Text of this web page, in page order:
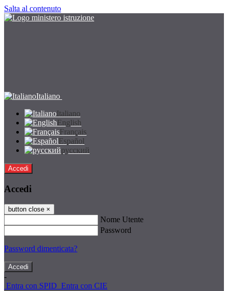
Salta al contenuto
Italiano
Italiano
English
Français
Español
русский
Accedi
Accedi
button close ×
Nome Utente
Password
Password dimenticata?
-
Entra con SPID Entra con CIE